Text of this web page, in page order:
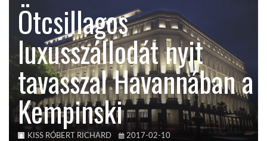
KÖZEL-KELET
AUSZTRÁLIA
A VILÁG ITTHON
Ötcsillagos
luxusszállodát nyit
tavasszal Havannában a
Kempinski
KISS RÓBERT RICHARD 2017-02-10